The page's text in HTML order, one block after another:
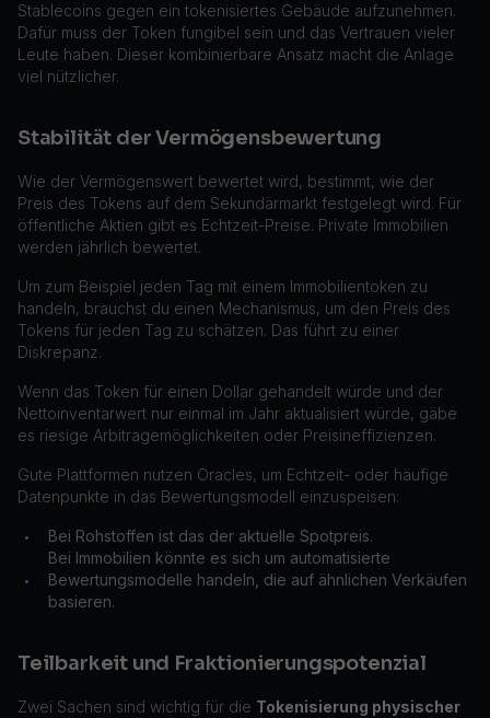
Stablecoins gegen ein tokenisiertes Gebäude aufzunehmen.
Dafür muss der Token fungibel sein und das Vertrauen vieler
Leute haben. Dieser kombinierbare Ansatz macht die Anlage
viel nützlicher.
Stabilität der Vermögensbewertung
Wie der Vermögenswert bewertet wird, bestimmt, wie der
Preis des Tokens auf dem Sekundärmarkt festgelegt wird. Für
öffentliche Aktien gibt es Echtzeit-Preise. Private Immobilien
werden jährlich bewertet.
Um zum Beispiel jeden Tag mit einem Immobilientoken zu
handeln, brauchst du einen Mechanismus, um den Preis des
Tokens für jeden Tag zu schätzen. Das führt zu einer
Diskrepanz.
Wenn das Token für einen Dollar gehandelt würde und der
Nettoinventarwert nur einmal im Jahr aktualisiert würde, gäbe
es riesige Arbitragemöglichkeiten oder Preisineffizienzen.
Gute Plattformen nutzen Oracles, um Echtzeit- oder häufige
Datenpunkte in das Bewertungsmodell einzuspeisen:
• Bei Rohstoffen ist das der aktuelle Spotpreis.
•
Bei Immobilien könnte es sich um automatisierte
Bewertungsmodelle handeln, die auf ähnlichen Verkäufen
basieren.
Teilbarkeit und Fraktionierungspotenzial
Zwei Sachen sind wichtig für die Tokenisierung physischer